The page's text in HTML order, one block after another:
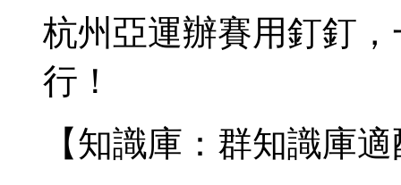
杭州亞運辦賽用釘釘
行！
【知識庫：群知識庫